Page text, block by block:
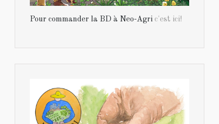
Pour commander la BD à Neo-Agri c'est ici!